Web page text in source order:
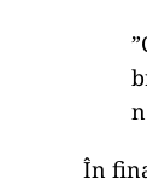
În